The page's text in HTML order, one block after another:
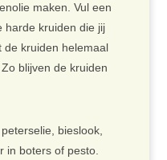
maken. Vul een
harde kruiden die jij
de kruiden helemaal
blijven de kruiden
bieslook,
in boters of pesto.